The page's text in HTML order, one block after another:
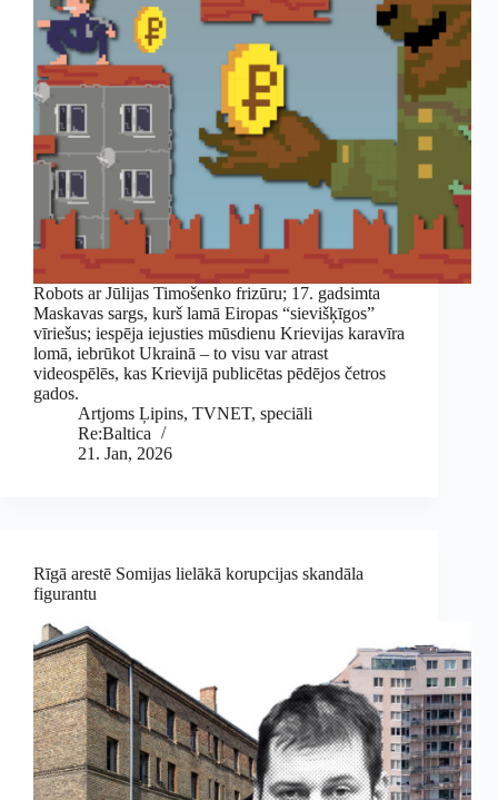
Robots ar Jūlijas Timošenko frizūru; 17. gadsimta
Maskavas sargs, kurš lamā Eiropas “sievišķīgos”
vīriešus; iespēja iejusties mūsdienu Krievijas karavīra
lomā, iebrūkot Ukrainā – to visu var atrast
videospēlēs, kas Krievijā publicētas pēdējos četros
gados.
Artjoms Ļipins, TVNET, speciāli
Re:Baltica
21. Jan, 2026
Rīgā arestē Somijas lielākā korupcijas skandāla
figurantu